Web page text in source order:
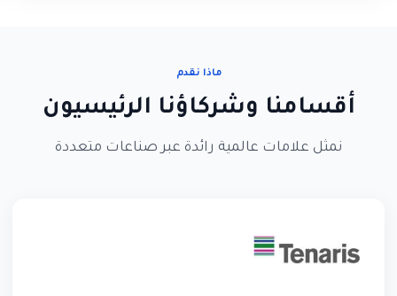
ماذا نقدم
أقسامنا وشركاؤنا الرئيسيون
نمثل علامات عالمية رائدة عبر صناعات متعددة